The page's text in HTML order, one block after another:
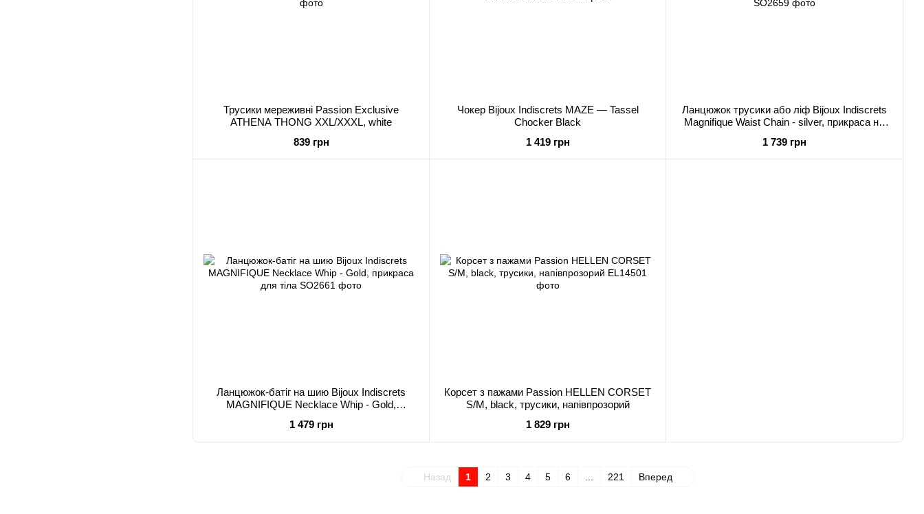
Трусики мереживні Passion Exclusive
ATHENA THONG XXL/XXXL, white
839 грн
Чокер Bijoux Indiscrets MAZE — Tassel
Chocker Black
1 419 грн
Ланцюжок трусики або ліф Bijoux Indiscrets
Magnifique Waist Chain - silver, прикраса на
1 739 грн
Ланцюжок-батіг на шию Bijoux Indiscrets
MAGNIFIQUE Necklace Whip - Gold,
1 479 грн
Корсет з пажами Passion HELLEN CORSET
S/M, black, трусики, напівпрозорий
1 829 грн
Назад 1 2 3 4 5 6 221 Вперед